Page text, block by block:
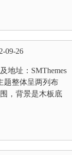
09-26
地址：SMThemes
题整体呈两列布
，背景是木板底